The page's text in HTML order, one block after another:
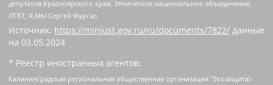
депутатов Красноярского края, Этническое национальное объединение,
ЛГБТ, Я.МЫ Сергей Фургал
Источник: https://minjust.gov.ru/ru/documents/7822/ данные
на 03.05.2024
* Реестр иностранных агентов:
Калининградская региональная общественная организация "Экозащита!-Женсовет", Фонд содействия защите прав и свобод граждан "Общественный вердикт", Фонд "Институт Развития Свободы Информации", Частное учреждение "Информационное агентство МЕМО. РУ", Региональная общественная организация "Общественная комиссия по сохранению наследия академика Сахарова", Фонд поддержки свободы прессы, Санкт-Петербургская общественная правозащитная организация "Гражданский контроль", Межрегиональная общественная организация "Информационно-просветительский центр "Мемориал", Региональный Фонд "Центр Защиты Прав Средств Массовой Информации", с 05.12.2023 Фонд "Центр Защиты Прав Средств массовой информации", Региональная общественная благотворительная организация помощи беженцам и мигрантам "Гражданское содействие", Негосударственное образовательное учреждение дополнительного профессионального образования (повышение квалификации) специалистов "АКАДЕМИЯ ПО ПРАВАМ ЧЕЛОВЕКА", Свердловская региональная общественная организация "Сутяжник", Автономная некоммерческая организация "Центр независимых социологических исследований", Союз общественных объединений "Российский исследовательский центр по правам человека", Региональное общественное учреждение научно-информационный центр "МЕМОРИАЛ", Некоммерческая организация "Фонд защиты гласности", Автономная некоммерческая организация "Институт прав человека", Городская общественная организация "Екатеринбургское общество "МЕМОРИАЛ", Городская общественная организация "Рязанское историко-просветительское и правозащитное общество "Мемориал" (Рязанский Мемориал), Челябинский региональный орган общественной самодеятельности – женское общественное объединение "Женщины Евразии", Челябинский региональный орган общественной самодеятельности "Уральская правозащитная группа", Фонд содействия защите здоровья и социальной справедливости имени Андрея Рылькова, Автономная Некоммерческая Организация "Аналитический Центр Юрия Левады", Автономная некоммерческая организация социальной поддержки населения "Проект Апрель", Региональная общественная организация помощи женщинам и детям, находящимся в кризисной ситуации "Информационно-методический центр "Анна", Фонд содействия развитию массовых коммуникаций и правовому просвещению "Так-так-Так", Фонд содействия устойчивому развитию "Серебряная тайга", Свердловский региональный общественный фонд социальных проектов "Новое время", "Idel.Реалии", Кавказ.Реалии, Крым.Реалии, Телеканал Настоящее Время, Татаро-башкирская служба Радио Свобода (Azatliq Radiosi), Радио Свободная Европа/Радио Свобода (PCE/PC), "Сибирь.Реалии", "Фактограф", Благотворительный фонд помощи осужденным и их семьям, Автономная некоммерческая организация "Институт глобализации и социальных движений", Фонд "В защиту прав заключенных", Частное учреждение "Центр поддержки и содействия развитию средств массовой информации", Пензенский региональный общественный благотворительный фонд "Гражданский союз", "Север.Реалии", Некоммерческая организация Фонд "Правовая инициатива", Общество с ограниченной ответственностью "Радио Свободная Европа/Радио Свобода", Чешское информационное агентство "MEDIUM-ORIENT", Красноярская региональная общественная организация "Мы против СПИДа", Камалягин Денис Николаевич, Маркелов Сергей Евгеньевич, Пономарев Лев Александрович, Савицкая Людмила Алексеевна, Автономная некоммерческая организация "Центр по работе с проблемой насилия "НАСИЛИЮ.НЕТ", Межрегиональный профессиональный союз работников здравоохранения "Альянс врачей", Юридическое лицо, зарегистрированное в Латвийской Республике, SIA "Medusa Project" (регистрационный номер 40103797863, дата регистрации 10.06.2014), Некоммерческая организация "Фонд по борьбе с коррупцией", Автономная некоммерческая организация "Институт права и публичной политики", Баданин Роман Сергеевич, Гликин Максим Александрович, Железнова Мария Михайловна, Лукьянова Юлия Сергеевна, Маетная Елизавета Витальевна, Маняхин Петр Борисович, Чуракова Ольга Владимировна, Ярош Юлия Петровна, Юридическое лицо "The Insider SIA", зарегистрированное в Риге, Латвийская Республика (дата регистрации 26.06.2015), являющееся администратором доменного имени интернет-издания "The Insider SIA", https://theins.ru, Постернак Алексей Евгеньевич, Рубин Михаил Аркадьевич, Анин Роман Александрович, Юридическое лицо Istories fonds, зарегистрированное в Латвийской Республике (регистрационный номер 50008295751, дата регистрации 24.02.2020), Великовский Дмитрий Александрович, Долинина Ирина Николаевна, Мароховская Алеся Алексеевна, Шлейнов Роман Юрьевич, Шмагун Олеся Валентиновна, Общество с ограниченной ответственностью "Альтаир 2021", Общество с ограниченной ответственностью "Вега 2021", Общество с ограниченной ответственностью "Главный редактор 2021", Общество с ограниченной ответственностью "Ромашки монолит", Важенков Артем Валерьевич, Ивановская областная общественная организация "Центр гендерных исследований", Гурман Юрий Альбертович, Медиапроект "ОВД-Инфо", Егоров Владимир Владимирович, Жилинский Владимир Александрович, Общество с ограниченной ответственностью "ЗП", Иванова София Юрьевна, Карезина Инна Павловна, Кильтау Екатерина Викторовна, Петров Алексей Викторович, Пискунов Сергей Евгеньевич, Смирнов Сергей Сергеевич, Тихонов Михаил Сергеевич, Общество с ограниченной ответственностью "ЖУРНАЛИСТ-ИНОСТРАННЫЙ АГЕНТ", Арапова Галина Юрьевна, Вольтская Татьяна Анатольевна, Американская компания "Mason G.E.S. Anonymous Foundation" (США), являющаяся владельцем интернет-издания https://mnews.world/, Компания "Stichting Bellingcat", зарегистрированная в Нидерландах (дата регистрации 11.07.2018), Захаров Андрей Вячеславович, Клепиковская Екатерина Дмитриевна, Общество с ограниченной ответственностью "МЕМО", Перл Роман Александрович, Симонов Евгений Алексеевич, Соловьева Елена Анатольевна, Сотников Даниил Владимирович, Сурначева Елизавета Дмитриевна, Автономная некоммерческая организация по защите прав человека и информированию населения "Якутия – Наше Мнение", Общество с ограниченной ответственностью "Москоу диджитал медиа", с 26.01.2023 Общество с ограниченной ответственностью "Чайка Белые сады", Ветошкина Валерия Валерьевна, Заговора Максим Александрович, Межрегиональное общественное движение "Российская ЛГБТ - сеть", Оленичев Максим Владимирович, Павлов Иван Юрьевич, Скворцова Елена Сергеевна, Общество с ограниченной ответственностью "Как бы инагент", Кочетков Игорь Викторович, Общество с ограниченной ответственностью "Честные выборы", Еланчик Олег Александрович, Общество с ограниченной ответственностью "Нобелевский призыв", Гималова Регина Эмилевна, Григорьев Андрей Валерьевич, Григорьева Алина Александровна, Ассоциация по содействию защите прав призывников, альтернативнослужащих и военнослужащих "Правозащитная группа "Гражданин.Армия.Право", Хисамова Регина Фаритовна, Автономная некоммерческая организация по реализации социально-правовых программ "Лилит", Дальневосточное общественное движение "Маяк", Санкт-Петербургская ЛГБТ-инициативная группа "Выход", Инициативная группа ЛГБТ+ "Реверс", Алексеев Андрей Викторович, Бекбулатова Таисия Львовна, Беляев Иван Михайлович, Владыкина Елена Сергеевна, Гельман Марат Александрович, Никульшина Вероника Юрьевна, Толоконникова Надежда Андреевна, Шендерович Виктор Анатольевич, Общество с ограниченной ответственностью "Данное сообщение", Общество с ограниченной ответственностью Издательский дом "Новая глава", Айнбиндер Александра Александровна, Московский комьюнити-центр для ЛГБТ+инициатив, Благотворительный фонд развития филантропии, Deutsche Welle (Германия, Kurt-Schumacher-Strasse 3, 53113 Bonn), Борзунова Мария Михайловна, Воробьев Виктор Викторович, Голубева Анна Львовна, Константинова Алла Михайловна, Малкова Ирина Владимировна, Мурадов Мурад Абдулгалимович, Осетинская Елизавета Николаевна, Понасенков Евгений Николаевич, Ганапольский Матвей Юрьевич, Киселев Евгений Алексеевич, Борухович Ирина Григорьевна, Дремин Иван Тимофеевич, Дубровский Дмитрий Викторович, Красноярская региональная общественная организация поддержки и развития альтернативных образовательных технологий и межкультурных коммуникаций "ИНТЕРРА", Маяковская Екатерина Алексеевна, Фейгин Марк Захарович, Филимонов Андрей Викторович, Дзугкоева Регина Николаевна, Доброхотов Роман Александрович, Дудь Юрий Александрович, Елкин Сергей Владимирович, Кругликов Кирилл Игоревич, Сабунаева Мария Леонидовна, Семенов Алексей Владимирович, Шаинян Карен Багратович, Шульман Екатерина Михайловна, Асафьев Артур Валерьевич, Вахштайн Виктор Семенович, Венедиктов Алексей Алексеевич, Лушникова Екатерина Евгеньевна, Волков Леонид Михайлович, Невзоров Александр Глебович, Пархоменко Сергей Борисович, Сироткин Ярослав Николаевич, Кара-Мурза Владимир Владимирович, Баранова Наталья Владимировна, Гозман Леонид Яковлевич, Кагарлицкий Борис Юльевич, Климарев Михаил Валерьевич, Милов Владимир Станиславович, Автономная некоммерческая организация Краснодарский центр современного искусства "Типография", Моргенштерн Алишер Тагирович, Соболь Любовь Эдуардовна, Общество с ограниченной ответственностью "ЛИЗА НОРМ", Каспаров Гарри Кимович, Ходорковский Михаил Борисович, Общество с ограниченной ответственностью "Апрельские тезисы", Данилович Ирина Брониславовна, Кашин Олег Владимирович, Петров Николай Владимирович, Пивоваров Алексей Владимирович, Соколов Михаил Владимирович, Цветкова Юлия Владимировна, Чичваркин Евгений Александрович, Комитет против пыток/Команда против пыток, Общество с ограниченной ответственностью "Первый научный", Общество с ограниченной ответственностью "Вертолет и ко", Белоцерковская Вероника Борисовна, Кац Максим Евгеньевич, Лазарева Татьяна Юрьевна, Шаведдинов Руслан Табризович, Яшин Илья Валерьевич, Общество с ограниченной ответственностью "Иноагент ААВ", Алешковский Дмитрий Петрович, Альбац Евгения Марковна, Быков Дмитрий Львович, Галямина Юлия Евгеньевна, Лойко Сергей Леонидович, Мартынов Кирилл Константинович, Медведев Сергей Александрович, Крашенинников Федор Геннадиевич, Гордеева Катерина Вл